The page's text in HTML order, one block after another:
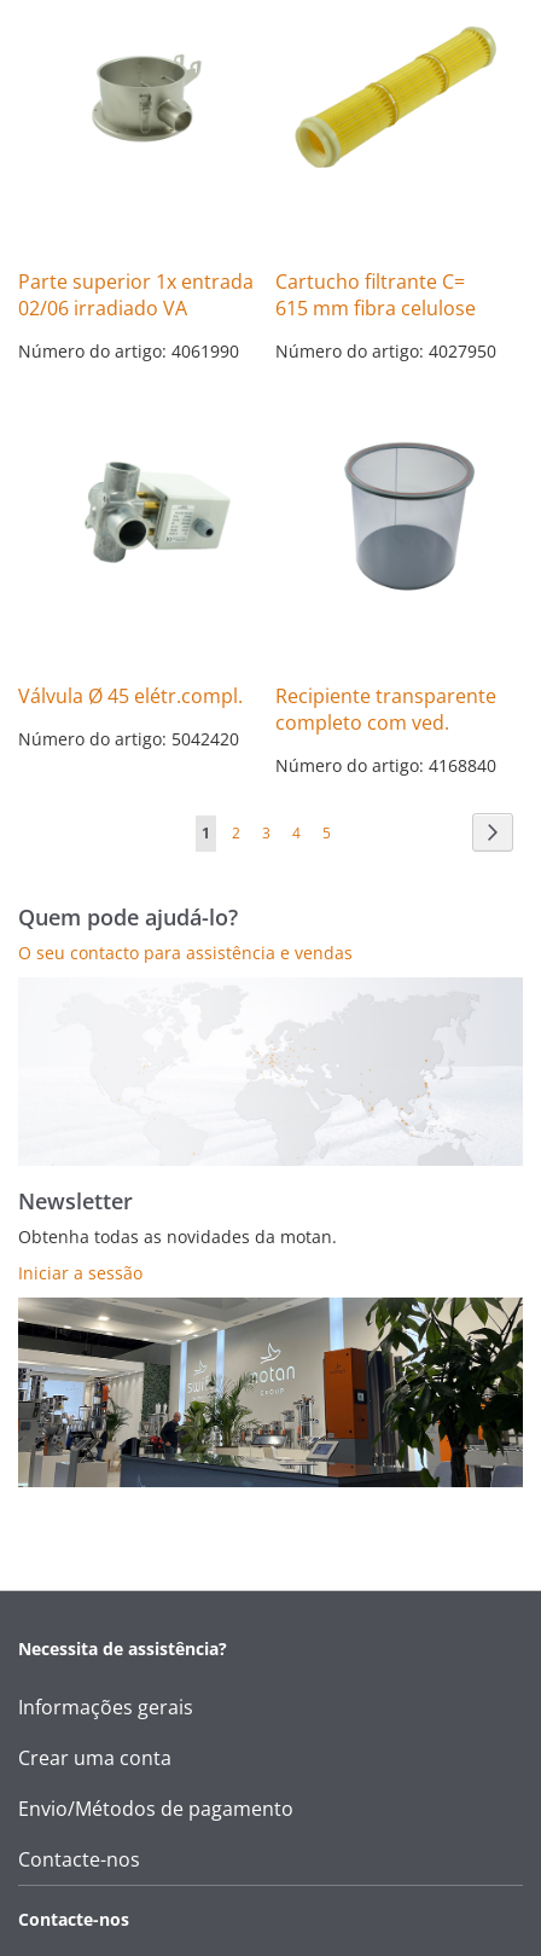
Parte superior 1x entrada
02/06 irradiado VA
Número do artigo: 4061990
Cartucho filtrante C=
615 mm fibra celulose
Número do artigo: 4027950
Válvula Ø 45 elétr.compl.
Número do artigo: 5042420
Recipiente transparente
completo com ved.
Número do artigo: 4168840
Página
Está
momento
1 Página
2 Página
3 Página
4 Página
5
Quem pode ajudá-lo?
O seu contacto para assistência e vendas
Newsletter
Obtenha todas as novidades da motan.
Iniciar a sessão
Necessita de assistência?
Informações gerais
Crear uma conta
Envio/Métodos de pagamento
Contacte-nos
Contacte-nos